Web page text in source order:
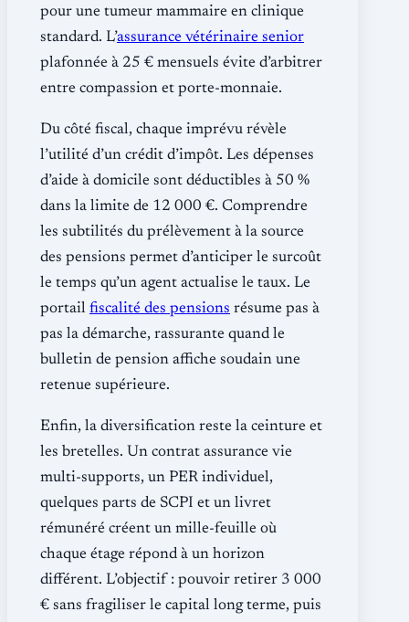
pour une tumeur mammaire en clinique
standard. L’assurance vétérinaire senior
plafonnée à 25 € mensuels évite d’arbitrer
entre compassion et porte-monnaie.
Du côté fiscal, chaque imprévu révèle
l’utilité d’un crédit d’impôt. Les dépenses
d’aide à domicile sont déductibles à 50 %
dans la limite de 12 000 €. Comprendre
les subtilités du prélèvement à la source
des pensions permet d’anticiper le surcoût
le temps qu’un agent actualise le taux. Le
portail fiscalité des pensions résume pas à
pas la démarche, rassurante quand le
bulletin de pension affiche soudain une
retenue supérieure.
Enfin, la diversification reste la ceinture et
les bretelles. Un contrat assurance vie
multi-supports, un PER individuel,
quelques parts de SCPI et un livret
rémunéré créent un mille-feuille où
chaque étage répond à un horizon
différent. L’objectif : pouvoir retirer 3 000
€ sans fragiliser le capital long terme, puis